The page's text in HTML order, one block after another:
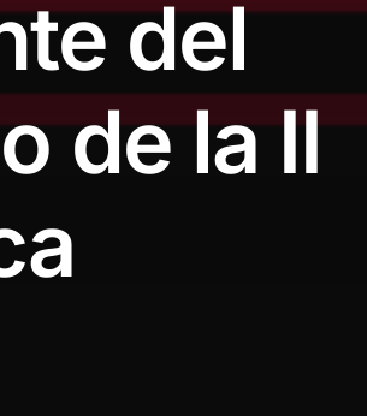
del
de la II